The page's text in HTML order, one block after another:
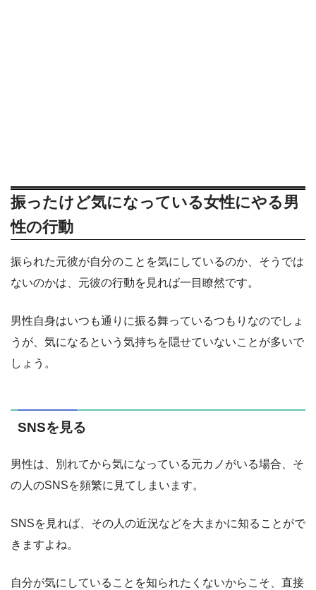
振ったけど気になっている女性にやる男
性の行動
振られた元彼が自分のことを気にしているのか、そうでは
ないのかは、元彼の行動を見れば一目瞭然です。
男性自身はいつも通りに振る舞っているつもりなのでしょ
うが、気になるという気持ちを隠せていないことが多いで
しょう。
SNSを見る
男性は、別れてから気になっている元カノがいる場合、そ
の人のSNSを頻繁に見てしまいます。
SNSを見れば、その人の近況などを大まかに知ることがで
きますよね。
自分が気にしていることを知られたくないからこそ、直接